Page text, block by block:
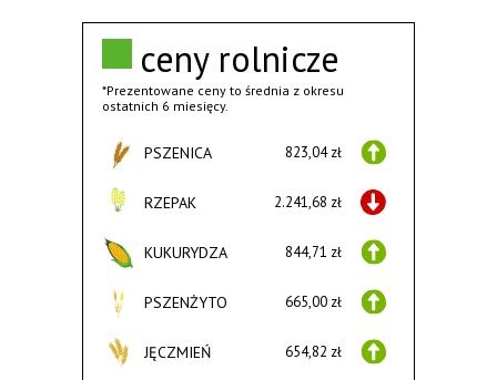
ceny rolnicze
*Prezentowane ceny to średnia z okresu
ostatnich 6 miesięcy.
PSZENICA 823,04 zł
RZEPAK 2.241,68 zł
KUKURYDZA 844,71 zł
PSZENŻYTO 665,00 zł
JĘCZMIEŃ 654,82 zł